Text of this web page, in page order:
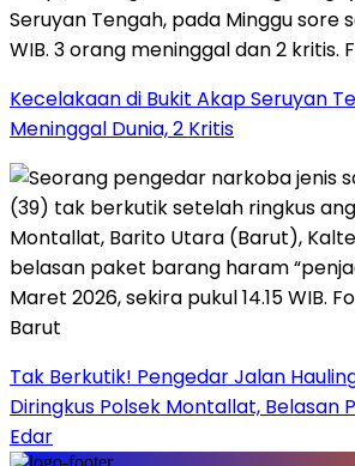
Kecelakaan di Bukit Akap Seruyan
Meninggal Dunia, 2 Kritis
Tak Berkutik! Pengedar Jalan Hauling
Diringkus Polsek Montallat, Belasan
Edar